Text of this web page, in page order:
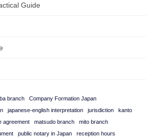
Guide
branch
Company Formation Japan
japanese-english interpretation jurisdiction
kanto
agreement matsudo branch
mito branch
public notary in Japan
reception hours